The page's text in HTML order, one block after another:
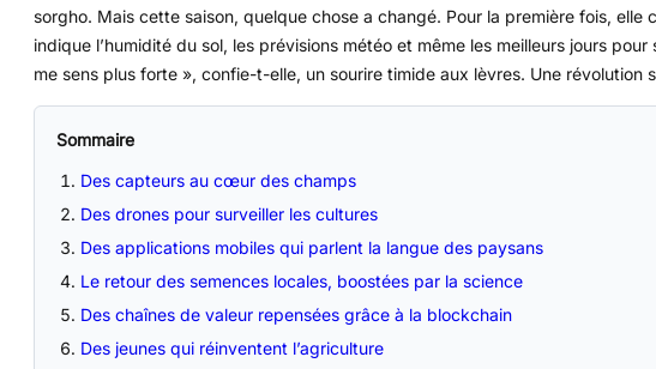
sorgho. Mais cette saison, quelque chose a changé. Pour la première fois,
indique l’humidité du sol, les prévisions météo et même les meilleurs jours
me sens plus forte », confie-t-elle, un sourire timide aux lèvres. Une révolution
Sommaire
Des capteurs au cœur des champs
Des drones pour surveiller les cultures
Des applications mobiles qui parlent la langue des paysans
Le retour des semences locales, boostées par la science
Des chaînes de valeur repensées grâce à la blockchain
Des jeunes qui réinventent l’agriculture